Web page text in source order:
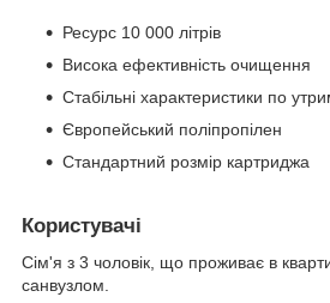
Ресурс 10 000 літрів
Висока ефективність очищення
Стабільні характеристики по
Європейський поліпропілен
Стандартний розмір картриджа
Користувачі
Сім'я з 3 чоловік, що проживає в
санвузлом.